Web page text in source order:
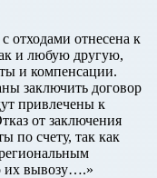
отходами отнесена к
и любую другую,
и компенсации.
заключить договор
привлечены к
от заключения
по счету, так как
их вывозу….»